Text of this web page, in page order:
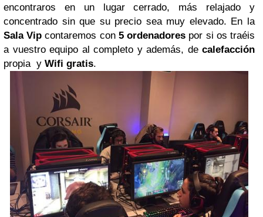
encontraros en un lugar cerrado, más relajado y
concentrado sin que su precio sea muy elevado. En la
Sala Vipcontaremos con 5 ordenadores por si os traéis
a vuestro equipo al completo y además, de calefacción
propia y Wifi gratis.